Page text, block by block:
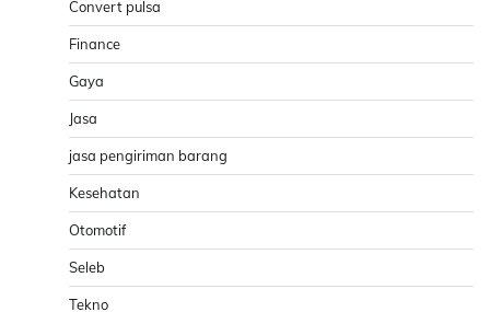
Convert pulsa
Finance
Gaya
Jasa
jasa pengiriman barang
Kesehatan
Otomotif
Seleb
Tekno